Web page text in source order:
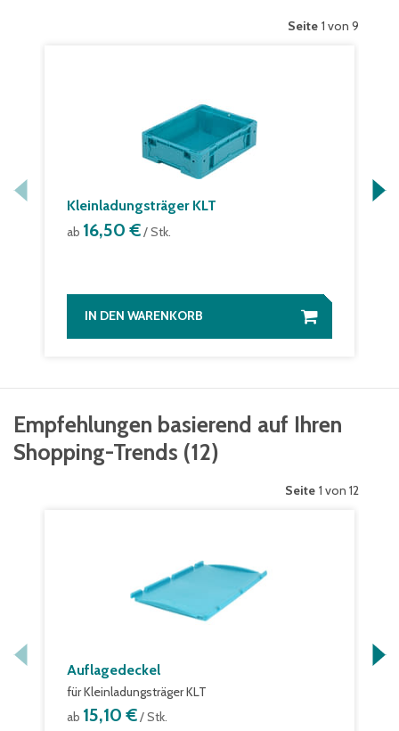
Seite 1 von 9
Kleinladungsträger KLT
ab 16,50 €/ Stk.
IN DEN WARENKORB
Empfehlungen basierend auf Ihren
Shopping-Trends (12)
Seite 1 von 12
Auflagedeckel
für Kleinladungsträger KLT
ab 15,10 €/ Stk.